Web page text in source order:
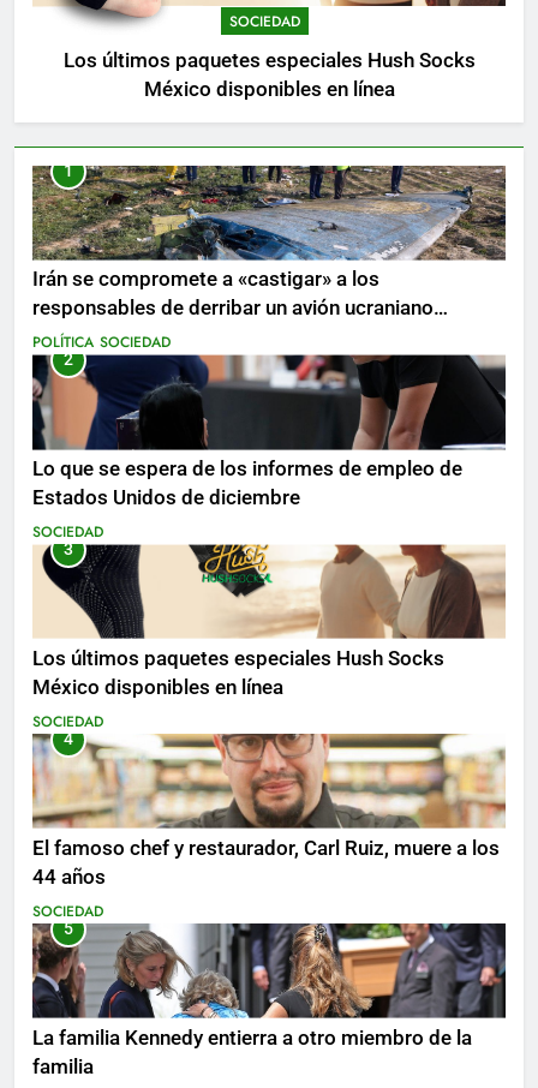
SOCIEDAD
Los últimos paquetes especiales Hush Socks
México disponibles en línea
1
Irán se compromete a «castigar» a los
responsables de derribar un avión ucraniano
mientras se realizan arrestos
POLÍTICA SOCIEDAD
2
Lo que se espera de los informes de empleo de
Estados Unidos de diciembre
SOCIEDAD
3
Los últimos paquetes especiales Hush Socks
México disponibles en línea
SOCIEDAD
4
El famoso chef y restaurador, Carl Ruiz, muere a los
44 años
SOCIEDAD
5
La familia Kennedy entierra a otro miembro de la
familia